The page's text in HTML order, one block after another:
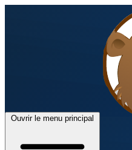
Ouvrir le menu principal